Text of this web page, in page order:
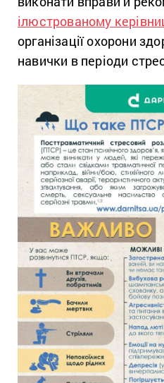
ілюстрованому
організації охорони
навички в періоди